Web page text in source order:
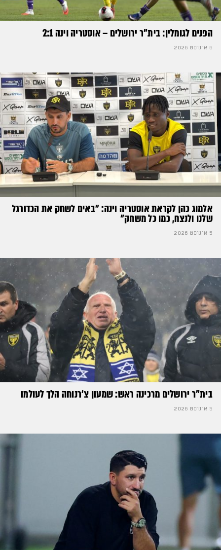
הפנים לגומלין: בית״ר ירושלים – אוסטריה וינה 2:1
6 אוגוסט 2026
אלמוג כהן לקראת אוסטריה וינה: ״באים לשחק את הכדורגל
שלנו ולנצח, כמו כל משחק״
5 אוגוסט 2026
בית"ר ירושלים מרכינה ראש: שמעון צ'רנוחה הלך לעולמו
5 אוגוסט 2026